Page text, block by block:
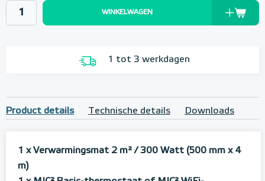
WINKELWAGEN
1 tot 3 werkdagen
Product details Technische details Downloads
1 x Verwarmingsmat 2 m²/ 300 Watt (500 mm x 4
m)